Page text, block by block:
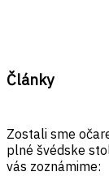
Články
Zostali sme
plné švédske
vás zoznámime: